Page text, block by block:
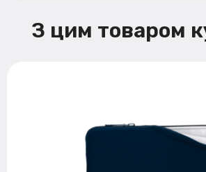
З цим товаром